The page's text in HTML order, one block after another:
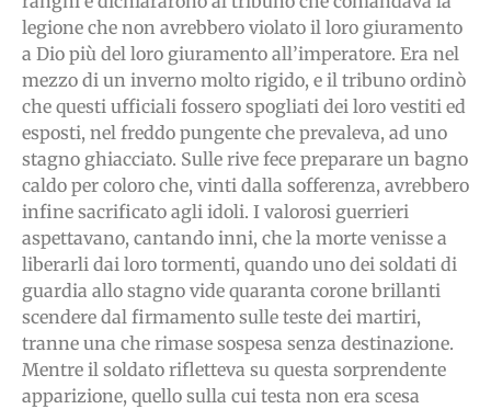
legione che non avrebbero violato il loro giuramento
a Dio più del loro giuramento all’imperatore. Era nel
mezzo di un inverno molto rigido, e il tribuno ordinò
che questi ufficiali fossero spogliati dei loro vestiti ed
esposti, nel freddo pungente che prevaleva, ad uno
stagno ghiacciato. Sulle rive fece preparare un bagno
caldo per coloro che, vinti dalla sofferenza, avrebbero
infine sacrificato agli idoli. I valorosi guerrieri
aspettavano, cantando inni, che la morte venisse a
liberarli dai loro tormenti, quando uno dei soldati di
guardia allo stagno vide quaranta corone brillanti
scendere dal firmamento sulle teste dei martiri,
tranne una che rimase sospesa senza destinazione.
Mentre il soldato rifletteva su questa sorprendente
apparizione, quello sulla cui testa non era scesa